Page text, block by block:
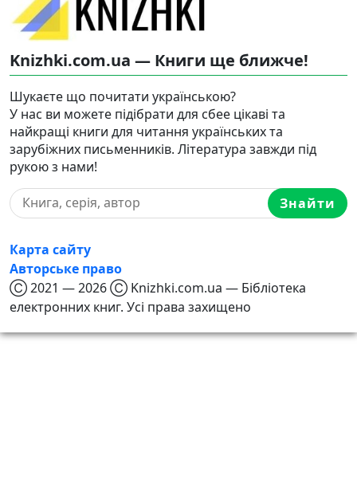
Knizhki.com.ua — Книги ще ближче!
Шукаєте що почитати українською?
У нас ви можете підібрати для сбее цікаві та
найкращі книги для читання українських та
зарубіжних письменників. Література завжди під
рукою з нами!
Знайти
Карта сайту
Авторське право
Ⓒ 2021 — 2026 Ⓒ Knizhki.com.ua — Бібліотека
електронних книг. Усі права захищено